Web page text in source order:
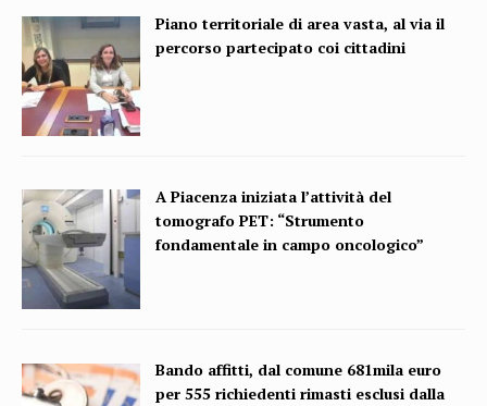
Piano territoriale di area vasta, al via il
percorso partecipato coi cittadini
A Piacenza iniziata l’attività del
tomografo PET: “Strumento
fondamentale in campo oncologico”
Bando affitti, dal comune 681mila euro
per 555 richiedenti rimasti esclusi dalla